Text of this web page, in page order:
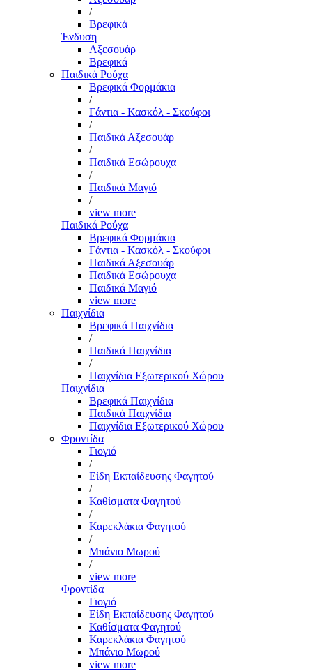
/
Βρεφικά
Ένδυση
Αξεσουάρ
Βρεφικά
Παιδικά Ρούχα
Βρεφικά Φορμάκια
/
Γάντια - Κασκόλ - Σκούφοι
/
Παιδικά Αξεσουάρ
/
Παιδικά Εσώρουχα
/
Παιδικά Μαγιό
/
view more
Παιδικά Ρούχα
Βρεφικά Φορμάκια
Γάντια - Κασκόλ - Σκούφοι
Παιδικά Αξεσουάρ
Παιδικά Εσώρουχα
Παιδικά Μαγιό
view more
Παιχνίδια
Βρεφικά Παιχνίδια
/
Παιδικά Παιχνίδια
/
Παιχνίδια Εξωτερικού Χώρου
Παιχνίδια
Βρεφικά Παιχνίδια
Παιδικά Παιχνίδια
Παιχνίδια Εξωτερικού Χώρου
Φροντίδα
Γιογιό
/
Είδη Εκπαίδευσης Φαγητού
/
Καθίσματα Φαγητού
/
Καρεκλάκια Φαγητού
/
Μπάνιο Μωρού
/
view more
Φροντίδα
Γιογιό
Είδη Εκπαίδευσης Φαγητού
Καθίσματα Φαγητού
Καρεκλάκια Φαγητού
Μπάνιο Μωρού
view more